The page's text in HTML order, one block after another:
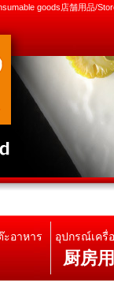
goods店舗用品/
อาหาร อุปกรณ์เครื่
厨房